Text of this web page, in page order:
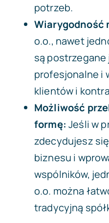
potrzeb.
Wiarygodność
o.o., nawet
są postrzegane
profesjonalne i
klientów i
Możliwość
formę: Jeśli w
zdecydujesz
biznesu i
wspólników,
o.o. można
tradycyjną